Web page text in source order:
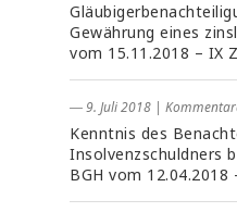
Gewährung eines
vom 15.11.2018 – IX
― 9. Juli 2018 |
Kenntnis des
Insolvenzschuldners
BGH vom 12.04.2018